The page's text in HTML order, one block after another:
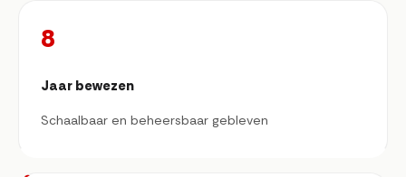
8
Jaar bewezen
Schaalbaar en beheersbaar gebleven